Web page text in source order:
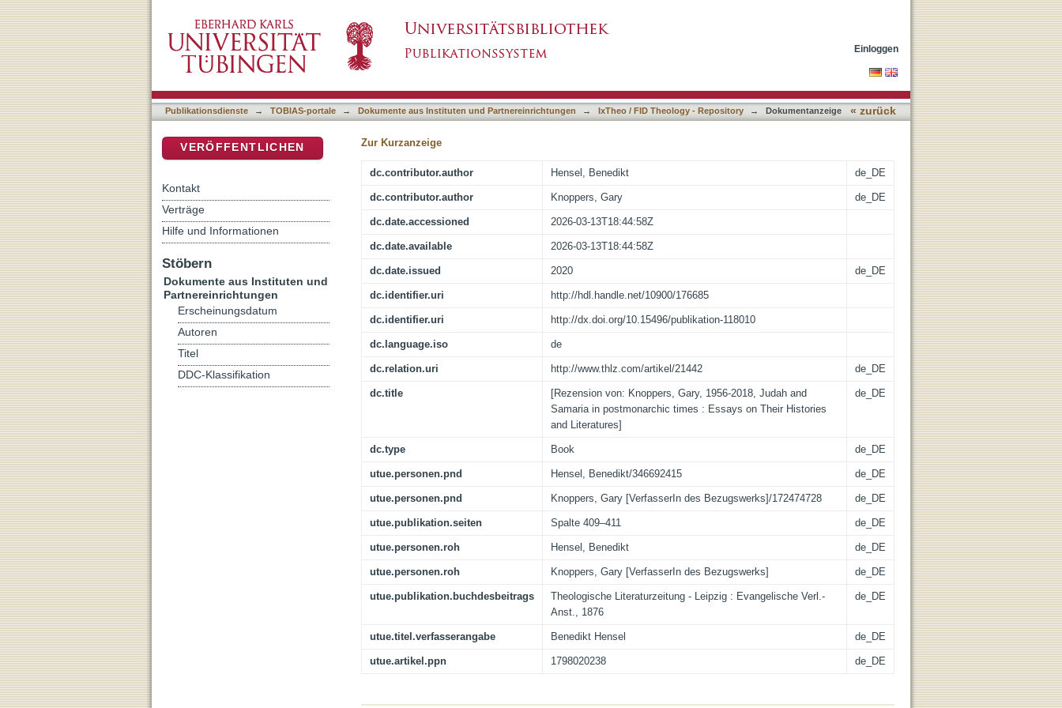
on Their Histories and Literatures]
Einloggen
Publikationsdienste → TOBIAS-portale → Dokumente aus Instituten und Partnereinrichtungen → IxTheo / FID Theology - Repository → Dokumentanzeige « zurück
Zur Kurzanzeige
dc.contributor.author Hensel, Benedikt de_DE
dc.contributor.author Knoppers, Gary de_DE
dc.date.accessioned 2026-03-13T18:44:58Z
dc.date.available 2026-03-13T18:44:58Z
dc.date.issued 2020 de_DE
dc.identifier.uri http://hdl.handle.net/10900/176685
dc.identifier.uri http://dx.doi.org/10.15496/publikation-118010
dc.language.iso de
dc.relation.uri http://www.thlz.com/artikel/21442 de_DE
dc.title
[Rezension von: Knoppers, Gary, 1956-2018, Judah and
Samaria in postmonarchic times : Essays on Their Histories
and Literatures]
de_DE
dc.type Book de_DE
utue.personen.pnd Hensel, Benedikt/346692415 de_DE
utue.personen.pnd Knoppers, Gary [VerfasserIn des Bezugswerks]/172474728 de_DE
utue.publikation.seiten Spalte 409–411 de_DE
utue.personen.roh Hensel, Benedikt de_DE
utue.personen.roh Knoppers, Gary [VerfasserIn des Bezugswerks] de_DE
utue.publikation.buchdesbeitrags
Theologische Literaturzeitung - Leipzig : Evangelische Verl.-
Anst., 1876
de_DE
utue.titel.verfasserangabe Benedikt Hensel de_DE
utue.artikel.ppn 1798020238 de_DE
VERÖFFENTLICHEN
Kontakt
Verträge
Hilfe und Informationen
Stöbern
Dokumente aus Instituten und
Partnereinrichtungen
Erscheinungsdatum
Autoren
Titel
DDC-Klassifikation